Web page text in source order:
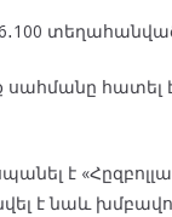
հատել է
է
է նաև